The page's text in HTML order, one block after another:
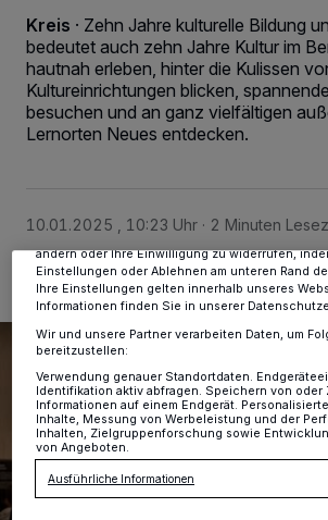
Kreis · Zehn Jahre kulturelle Bildung
bedeutet auch zehn Jahre Kultur im
hautnah erleben, hinter die Kulissen
Kultureinrichtungen blicken,
besuchen und an ganz vielfältigen
Lernorten Neues entdecken.
10.01.2025 , 10:23 Uhr 2 Minuten
Wir und unsere218 -Partner speichern und
personenbezogene Daten wie Browserdaten
Anzeigen möglicherweise nicht mehr so relevant
dieses Menü jederzeit wieder aufrufen, um Ihre
ändern oder Ihre Einwilligung zu widerrufen,
Einstellungen oder Ablehnen am unteren Rand
Ihre Einstellungen gelten innerhalb unseres
Informationen finden Sie in unserer
Wir und unsere Partner verarbeiten Daten, um
bereitzustellen:
Verwendung genauer Standortdaten.
Identifikation aktiv abfragen. Speichern von oder
Informationen auf einem Endgerät.
Inhalte, Messung von Werbeleistung und der
Inhalten, Zielgruppenforschung sowie
von Angeboten.
Ausführliche Informationen